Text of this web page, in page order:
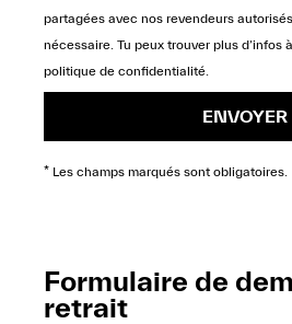
partagées avec nos revendeurs
nécessaire. Tu peux trouver plus d’infos
politique de confidentialité
ENVOYER
* Les champs marqués sont obligatoires.
Formulaire de
retrait